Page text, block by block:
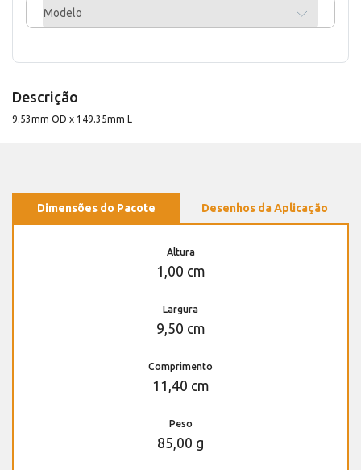
Modelo
Descrição
9.53mm OD x 149.35mm L
Dimensões do Pacote Desenhos da Aplicação
Altura
1,00 cm
Largura
9,50 cm
Comprimento
11,40 cm
Peso
85,00 g